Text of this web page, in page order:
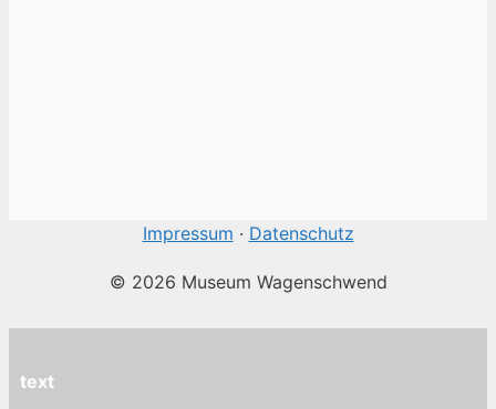
Impressum · Datenschutz
© 2026 Museum Wagenschwend
text